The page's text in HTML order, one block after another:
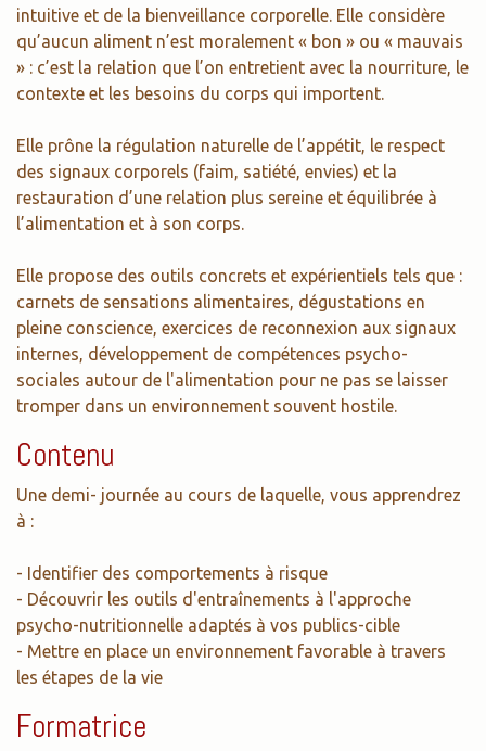
intuitive et de la bienveillance corporelle. Elle considère
qu’aucun aliment n’est moralement « bon » ou « mauvais
» : c’est la relation que l’on entretient avec la nourriture, le
contexte et les besoins du corps qui importent.
Elle prône la régulation naturelle de l’appétit, le respect
des signaux corporels (faim, satiété, envies) et la
restauration d’une relation plus sereine et équilibrée à
l’alimentation et à son corps.
Elle propose des outils concrets et expérientiels tels que :
carnets de sensations alimentaires, dégustations en
pleine conscience, exercices de reconnexion aux signaux
internes, développement de compétences psycho-
sociales autour de l'alimentation pour ne pas se laisser
tromper dans un environnement souvent hostile.
Contenu
Une demi- journée au cours de laquelle, vous apprendrez
à :
- Identifier des comportements à risque
- Découvrir les outils d'entraînements à l'approche
psycho-nutritionnelle adaptés à vos publics-cible
- Mettre en place un environnement favorable à travers
les étapes de la vie
Formatrice